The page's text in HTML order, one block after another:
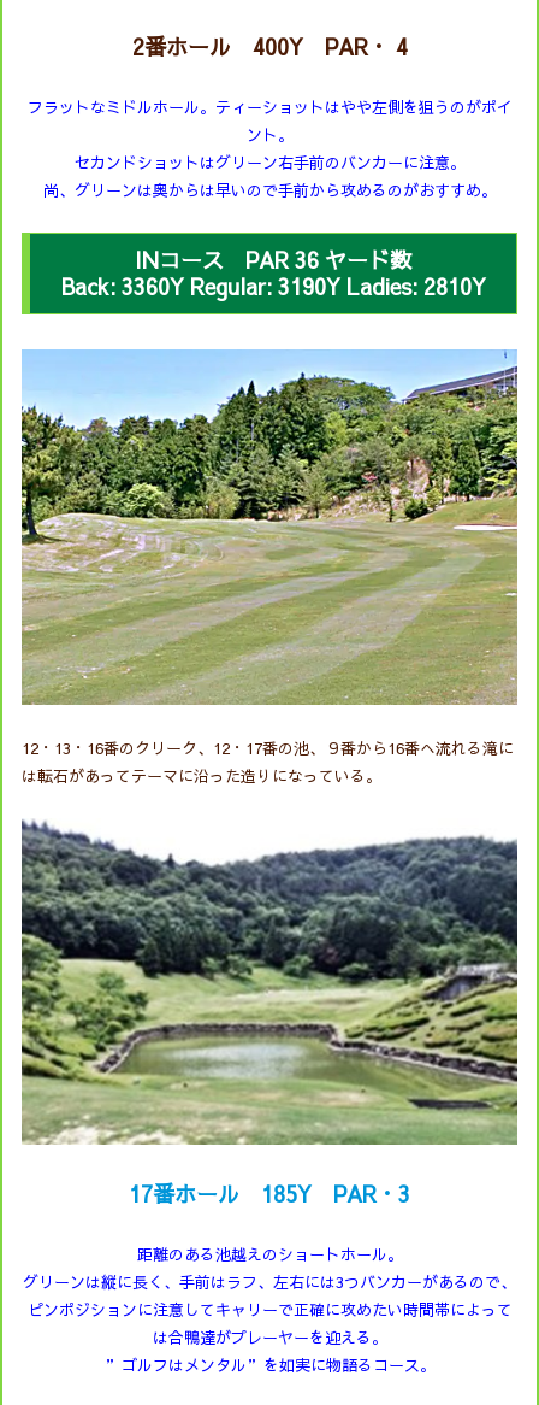
2番ホール 400Y PAR・ 4
フラットなミドルホール。ティーショットはやや左側を狙うのがポイ
ント。
セカンドショットはグリーン右手前のバンカーに注意。
尚、グリーンは奥からは早いので手前から攻めるのがおすすめ。
INコース PAR 36 ヤード数
Back: 3360Y Regular: 3190Y Ladies: 2810Y
12・13・16番のクリーク、12・17番の池、９番から16番へ流れる滝に
は転石があってテーマに沿った造りになっている。
17番ホール 185Y PAR・3
距離のある池越えのショートホール。
グリーンは縦に長く、手前はラフ、左右には3つバンカーがあるので、
ピンポジションに注意してキャリーで正確に攻めたい時間帯によって
は合鴨達がプレーヤーを迎える。
”ゴルフはメンタル”を如実に物語るコース。